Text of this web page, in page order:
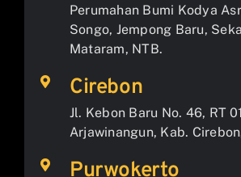
Perumahan Bumi Kodya
Songo, Jempong Baru,
Mataram, NTB.
Cirebon
Jl. Kebon Baru No. 46, RT
Arjawinangun, Kab.
Purwokerto